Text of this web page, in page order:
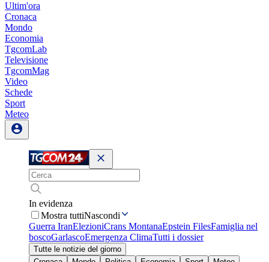
Ultim'ora
Cronaca
Mondo
Economia
TgcomLab
Televisione
TgcomMag
Video
Schede
Sport
Meteo
In evidenza
Mostra tuttiNascondi
Guerra IranElezioniCrans MontanaEpstein FilesFamiglia nel
boscoGarlascoEmergenza ClimaTutti i dossier
Tutte le notizie del giorno